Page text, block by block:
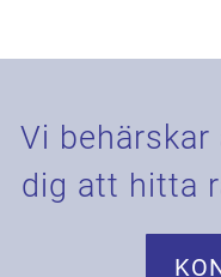
Vi
dig att hitta